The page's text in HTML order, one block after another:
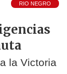
RIO NEGRO
la Victoria